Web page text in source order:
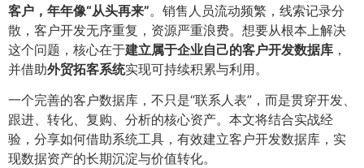
客户，年年像“从头再来”。销售人员流动频繁，线索记录分
散，客户开发无序重复，资源严重浪费。想要从根本上解决
这个问题，核心在于建立属于企业自己的客户开发数据库 ，
并借助外贸拓客系统实现可持续积累与利用。
一个完善的客户数据库，不只是“联系人表”，而是贯穿开发、
跟进、转化、复购、分析的核心资产。本文将结合实战经
验，分享如何借助系统工具，有效建立客户开发数据库，实
现数据资产的长期沉淀与价值转化。